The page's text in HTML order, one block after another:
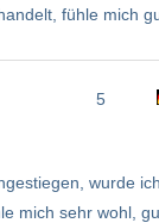
fühle mich
5
wurde
mich sehr wohl,